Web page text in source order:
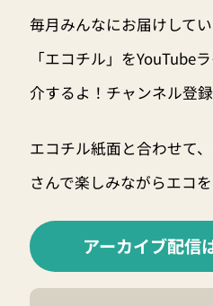
毎月みんなにお届けして
「エコチル」をYouTube
介するよ！チャンネル登
エコチル紙面と合わせて
さんで楽しみながらエコ
アーカイブ配信